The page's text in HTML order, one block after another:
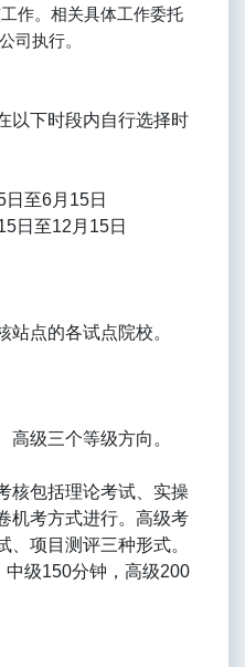
作。相关具体工作委托
司执行。
以下时段内自行选择时
日至6月15日
日至12月15日
站点的各试点院校。
高级三个等级方向。
核包括理论考试、实操
机考方式进行。高级考
、项目测评三种形式。
级150分钟，高级200